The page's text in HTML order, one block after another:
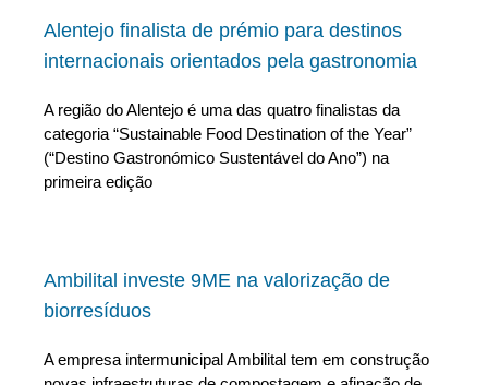
Alentejo finalista de prémio para destinos
internacionais orientados pela gastronomia
A região do Alentejo é uma das quatro finalistas da
categoria “Sustainable Food Destination of the Year”
(“Destino Gastronómico Sustentável do Ano”) na
primeira edição
Ambilital investe 9ME na valorização de
biorresíduos
A empresa intermunicipal Ambilital tem em construção